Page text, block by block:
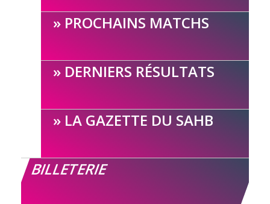
PROCHAINS MATCHS
DERNIERS RÉSULTATS
LA GAZETTE DU SAHB
BILLETERIE